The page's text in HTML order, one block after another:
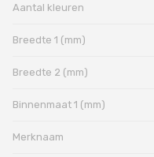
Aantal kleuren
Breedte 1 (mm)
Breedte 2 (mm)
Binnenmaat 1 (mm)
Merknaam